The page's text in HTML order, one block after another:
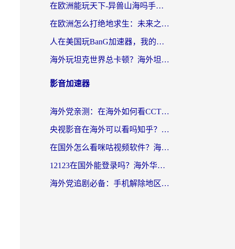
在欧洲能玩天下-异兽山海吗手游？海外玩家的加速器生存指南
在欧洲怎么打绝地求生：未来之役不卡？留学生亲测的加速器避坑指南
人在美国玩BanG加速器，我的延迟终于绿了
海外玩坦克世界总卡顿？海外坦克世界加速器有哪些？实测好用的选择在这里
影音加速器
海外党亲测：在海外如何看CCTV？告别“仅限大陆播放”的实用指南
央视影音在海外可以看吗知乎？留学生亲测：3步解决地域限制+追剧自由
在国外怎么看咪咕视频软件？海外党亲测有效的回国加速方案
12123在国外能登录吗？海外华人必看的回国加速实用指南
海外党追剧必备：手机解除地区限制app怎么选？解决央视视频&国内剧地区限制全指南